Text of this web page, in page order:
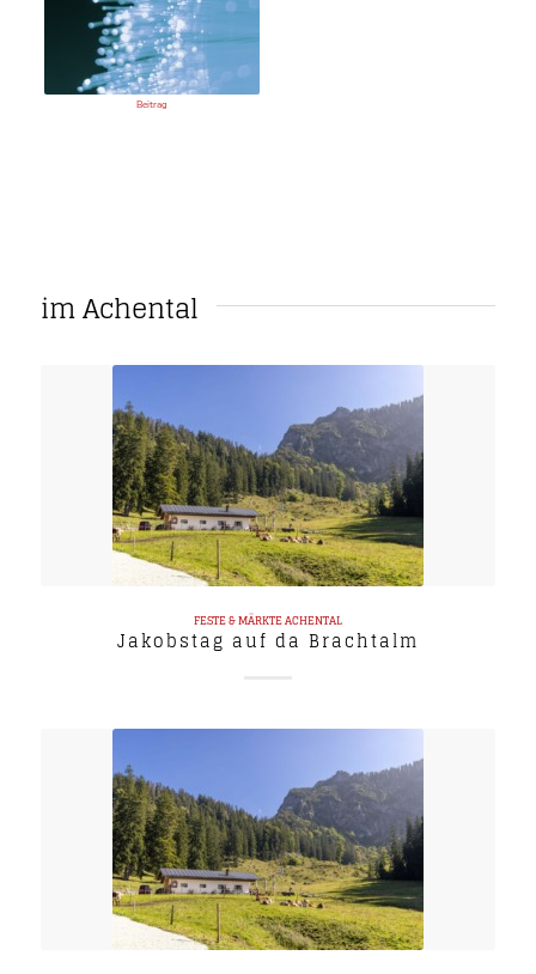
Beitrag
im Achental
FESTE & MÄRKTEACHENTAL
Jakobstag auf da Brachtalm